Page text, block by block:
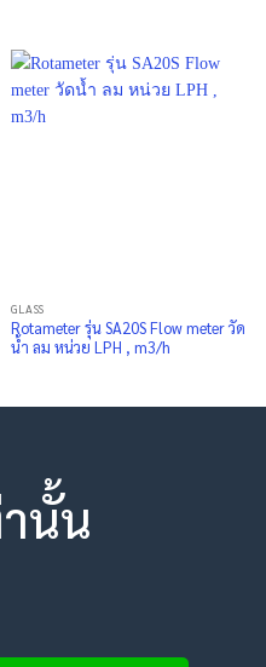
GLASS
Rotameter รุ่น SA20S Flow meter วัด
น้ำ ลม หน่วย LPH , m3/h
นั้น